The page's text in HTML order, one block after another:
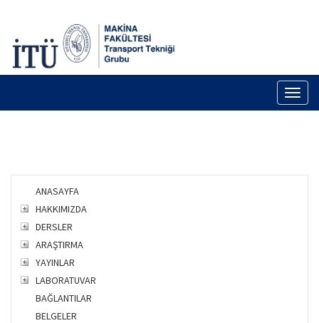
ANASAYFA
HAKKIMIZDA
DERSLER
ARAŞTIRMA
YAYINLAR
LABORATUVAR
BAĞLANTILAR
BELGELER